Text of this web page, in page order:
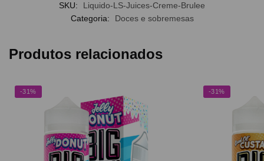
SKU:
Liquido-LS-Juices-Creme-Brulee
Categoria:
Doces e sobremesas
Produtos relacionados
-31% -31%